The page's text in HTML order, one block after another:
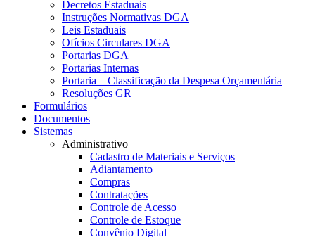
Decretos Estaduais
Instruções Normativas DGA
Leis Estaduais
Ofícios Circulares DGA
Portarias DGA
Portarias Internas
Portaria – Classificação da Despesa Orçamentária
Resoluções GR
Formulários
Documentos
Sistemas
Administrativo
Cadastro de Materiais e Serviços
Adiantamento
Compras
Contratações
Controle de Acesso
Controle de Estoque
Convênio Digital